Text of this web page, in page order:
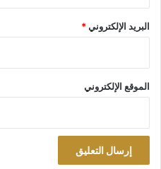
البريد الإلكتروني*
الموقع الإلكتروني